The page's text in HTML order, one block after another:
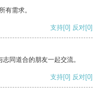
有需求。
支持[0] 反对[0]
同道合的朋友一起交流。
支持[0] 反对[0]